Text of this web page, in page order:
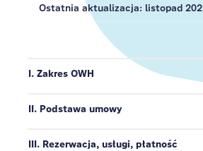
Ostatnia aktualizacja: listopad
I. Zakres OWH
II. Podstawa umowy
III. Rezerwacja, usługi, płatność